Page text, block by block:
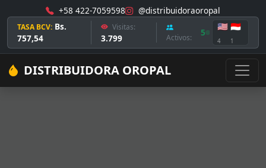
+58 422-7059598 @distribuidoraoropal
TASA BCV: Bs.
757,54
Visitas:
3.799 Activos: 5
🇺🇸
4
🇮🇩
1
DISTRIBUIDORA OROPAL